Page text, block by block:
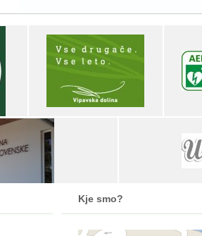
Kje smo?